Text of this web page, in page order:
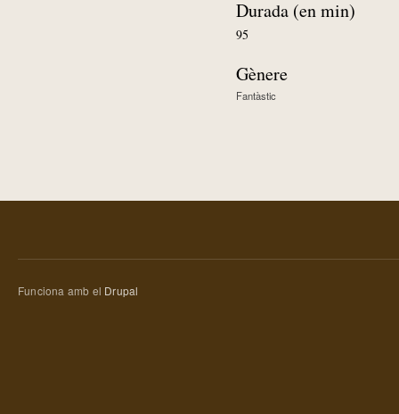
Durada (en min)
95
Gènere
Fantàstic
Funciona amb el Drupal